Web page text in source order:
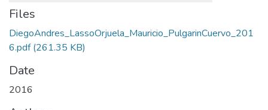
Files
DiegoAndres_LassoOrjuela_Mauricio_PulgarinCuervo_201
6.pdf(261.35 KB)
Date
2016